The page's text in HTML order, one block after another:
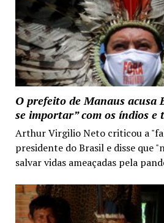
O prefeito de Manaus acusa
se importar” com os índios e
Arthur Virgilio Neto criticou a
presidente do Brasil e disse que
salvar vidas ameaçadas pela